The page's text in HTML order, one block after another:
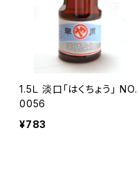
1.5Ｌ 淡口「はくちょう」 NO.
0056
¥783